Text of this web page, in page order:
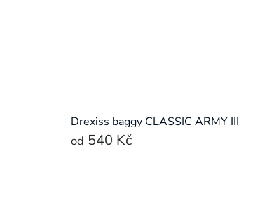
Drexiss baggy CLASSIC ARMY III
od 540 Kč